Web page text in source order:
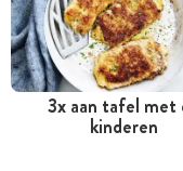
3x aan tafel met
kinderen